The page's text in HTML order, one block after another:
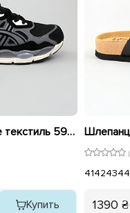
Кроссовки мужские текстиль 596133 Черные
Купить
41424344
1390 ₴